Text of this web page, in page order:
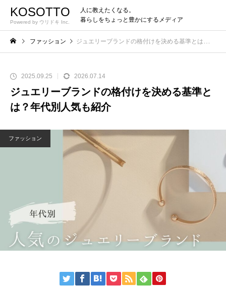
KOSOTTO
Powered by ウリドキ Inc.
人に教えたくなる。
暮らしをちょっと豊かにするメディア
ファッション ジュエリーブランドの格付けを決める基準とは？年代別人気も紹介
2025.09.25 2026.07.14
ジュエリーブランドの格付けを決める基準と
は？年代別人気も紹介
ファッション